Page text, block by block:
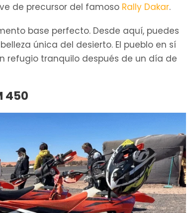
de precursor del famoso Rally Dakar.
base perfecto. Desde aquí, puedes
única del desierto. El pueblo en sí
refugio tranquilo después de un día de
450